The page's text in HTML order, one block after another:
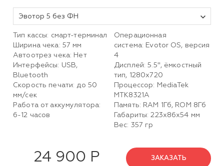
Эвотор 5 без ФН
Тип кассы: смарт-терминал
Ширина чека: 57 мм
Автоотрез чека: Нет
Интерфейсы: USB,
Bluetooth
Скорость печати: до 50
мм/сек
Работа от аккумулятора:
6-12 часов
Операционная
система: Evotor OS, версия
4
Дисплей: 5.5", ёмкостный
тип, 1280х720
Процессор: MediaTek
MTK8321A
Память: RAM 1Гб, ROM 8Гб
Габариты: 223х86х54 мм
Вес: 357 гр
24 900 Р ЗАКАЗАТЬ